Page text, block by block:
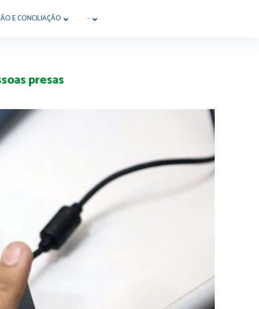
E CONCILIAÇÃO ···
presas